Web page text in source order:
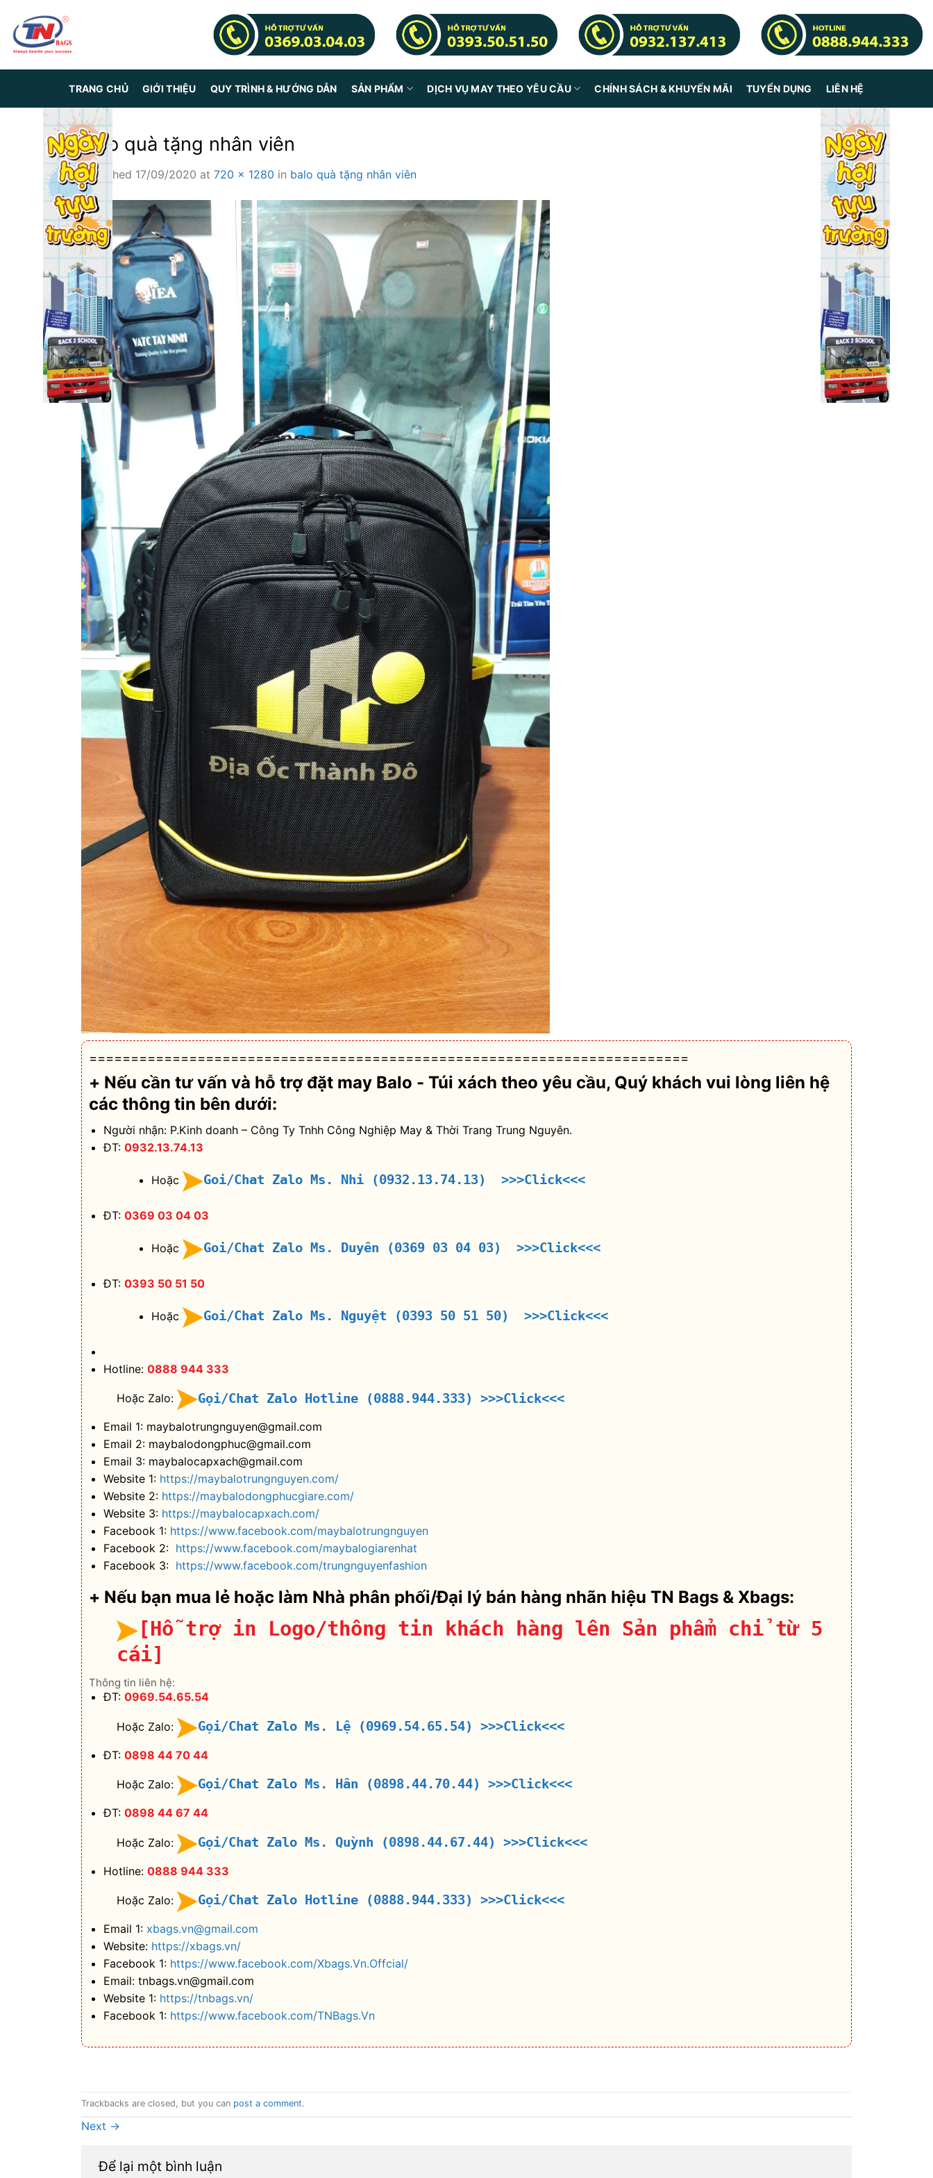
content
TRANG CHỦ GIỚI THIỆU QUY TRÌNH & HƯỚNG DẪN SẢN PHẨM DỊCH VỤ MAY THEO YÊU CẦU CHÍNH SÁCH & KHUYẾN MÃI TUYỂN DỤNG LIÊN HỆ
balo quà tặng nhân viên
Published 17/09/2020 at 720 × 1280 in balo quà tặng nhân viên
========================================================================
+ Nếu cần tư vấn và hỗ trợ đặt may Balo - Túi xách theo yêu cầu, Quý khách vui lòng liên hệ
các thông tin bên dưới:
Người nhận: P.Kinh doanh – Công Ty Tnhh Công Nghiệp May & Thời Trang Trung Nguyên.
ĐT: 0932.13.74.13
Hoặc Goi/Chat Zalo Ms. Nhi (0932.13.74.13) >>>Click<<<
ĐT: 0369 03 04 03
Hoặc Goi/Chat Zalo Ms. Duyên (0369 03 04 03) >>>Click<<<
ĐT: 0393 50 51 50
Hoặc Goi/Chat Zalo Ms. Nguyệt (0393 50 51 50) >>>Click<<<
Hotline: 0888 944 333
Hoặc Zalo: Gọi/Chat Zalo Hotline (0888.944.333) >>>Click<<<
Email 1: maybalotrungnguyen@gmail.com
Email 2: maybalodongphuc@gmail.com
Email 3: maybalocapxach@gmail.com
Website 1: https://maybalotrungnguyen.com/
Website 2: https://maybalodongphucgiare.com/
Website 3: https://maybalocapxach.com/
Facebook 1: https://www.facebook.com/maybalotrungnguyen
Facebook 2: https://www.facebook.com/maybalogiarenhat
Facebook 3: https://www.facebook.com/trungnguyenfashion
+ Nếu bạn mua lẻ hoặc làm Nhà phân phối/Đại lý bán hàng nhãn hiệu TN Bags & Xbags:
[Hỗ trợ in Logo/thông tin khách hàng lên Sản phẩm chỉ từ 5
cái]
Thông tin liên hệ:
ĐT: 0969.54.65.54
Hoặc Zalo: Gọi/Chat Zalo Ms. Lệ (0969.54.65.54) >>>Click<<<
ĐT: 0898 44 70 44
Hoặc Zalo: Gọi/Chat Zalo Ms. Hân (0898.44.70.44) >>>Click<<<
ĐT: 0898 44 67 44
Hoặc Zalo: Gọi/Chat Zalo Ms. Quỳnh (0898.44.67.44) >>>Click<<<
Hotline: 0888 944 333
Hoặc Zalo: Gọi/Chat Zalo Hotline (0888.944.333) >>>Click<<<
Email 1: xbags.vn@gmail.com
Website: https://xbags.vn/
Facebook 1: https://www.facebook.com/Xbags.Vn.Offcial/
Email: tnbags.vn@gmail.com
Website 1: https://tnbags.vn/
Facebook 1: https://www.facebook.com/TNBags.Vn
Trackbacks are closed, but you can post a comment.
Next →
Để lại một bình luận